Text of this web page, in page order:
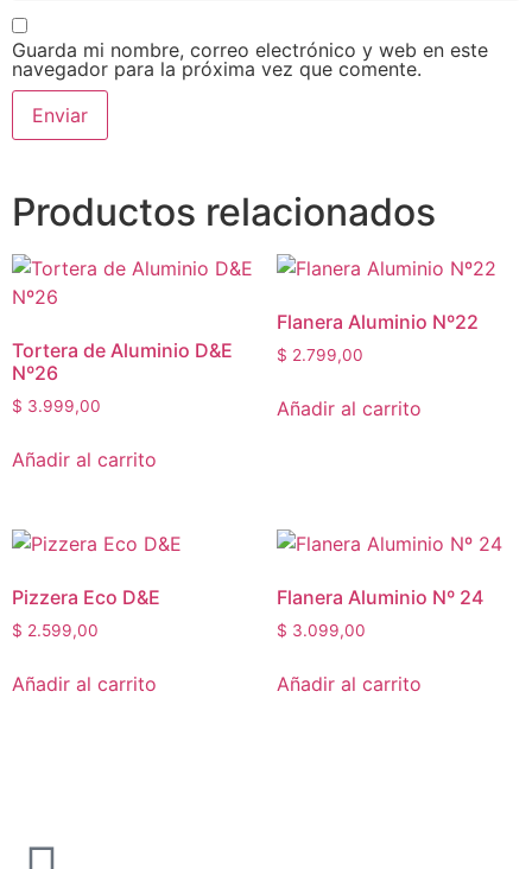
Guarda mi nombre, correo electrónico y web en este
navegador para la próxima vez que comente.
Productos relacionados
Tortera de Aluminio D&E
Nº26
$ 3.999,00
Añadir al carrito
Flanera Aluminio Nº22
$ 2.799,00
Añadir al carrito
Pizzera Eco D&E
$ 2.599,00
Añadir al carrito
Flanera Aluminio Nº 24
$ 3.099,00
Añadir al carrito